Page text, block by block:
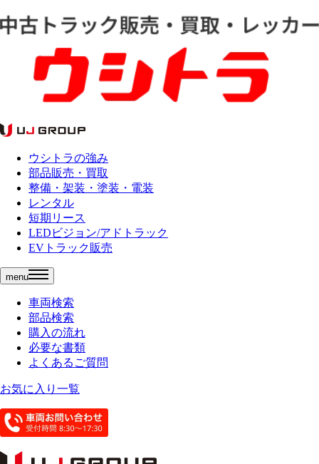
ウシトラの強み
部品販売・買取
整備・架装・塗装・電装
レンタル
短期リース
LEDビジョン/アドトラック
EVトラック販売
menu
車両検索
部品検索
購入の流れ
必要な書類
よくあるご質問
お気に入り一覧